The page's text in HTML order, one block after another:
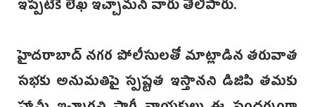
ఇప్పటికే లేఖ ఇచ్చామని వారు తెలిపారు.
హైదరాబాద్‌ నగర పోలీసులతో మాట్లాడిన తరువాత
సభకు అనుమతిపై స్పష్టత ఇస్తానని డిజిపి తమకు